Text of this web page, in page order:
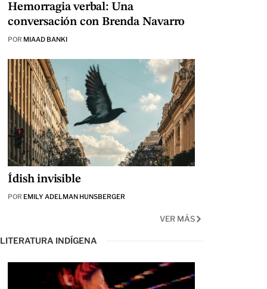
Hemorragia verbal: Una
conversación con Brenda Navarro
POR MIAAD BANKI
Ídish invisible
POR EMILY ADELMAN HUNSBERGER
VER MÁS
LITERATURA INDÍGENA